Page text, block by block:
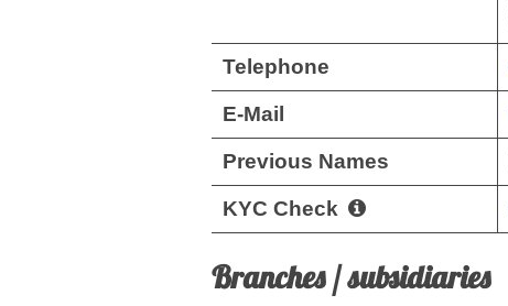
Telephone
E-Mail
Previous Names
KYC Check
Branches / subsidiaries